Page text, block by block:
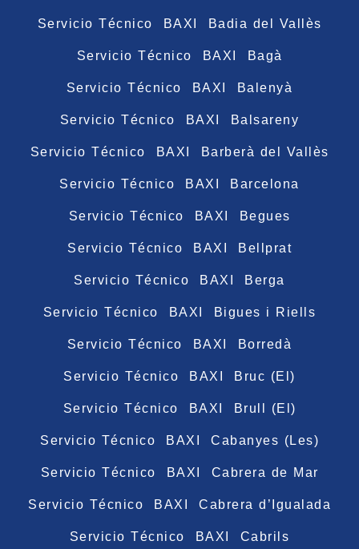
Servicio Técnico BAXI Badia del Vallès
Servicio Técnico BAXI Bagà
Servicio Técnico BAXI Balenyà
Servicio Técnico BAXI Balsareny
Servicio Técnico BAXI Barberà del Vallès
Servicio Técnico BAXI Barcelona
Servicio Técnico BAXI Begues
Servicio Técnico BAXI Bellprat
Servicio Técnico BAXI Berga
Servicio Técnico BAXI Bigues i Riells
Servicio Técnico BAXI Borredà
Servicio Técnico BAXI Bruc (El)
Servicio Técnico BAXI Brull (El)
Servicio Técnico BAXI Cabanyes (Les)
Servicio Técnico BAXI Cabrera de Mar
Servicio Técnico BAXI Cabrera d’Igualada
Servicio Técnico BAXI Cabrils